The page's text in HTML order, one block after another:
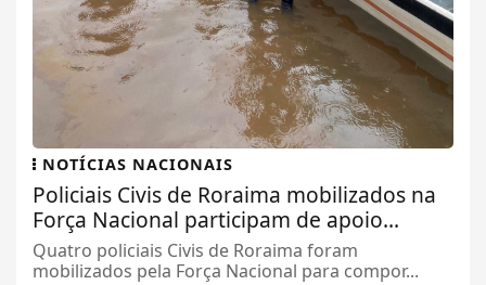
NOTÍCIAS NACIONAIS
Policiais Civis de Roraima mobilizados na
Força Nacional participam de apoio...
Quatro policiais Civis de Roraima foram
mobilizados pela Força Nacional para compor...